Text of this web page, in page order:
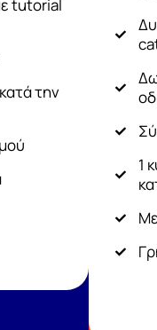
tutorial
την
1